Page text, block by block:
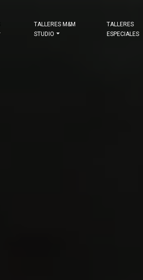
TALLERES M&M
STUDIO
TALLERES
ESPECIALES